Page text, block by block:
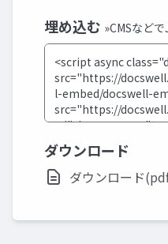
埋め込む »CMSなど
ダウンロード
ダウンロード